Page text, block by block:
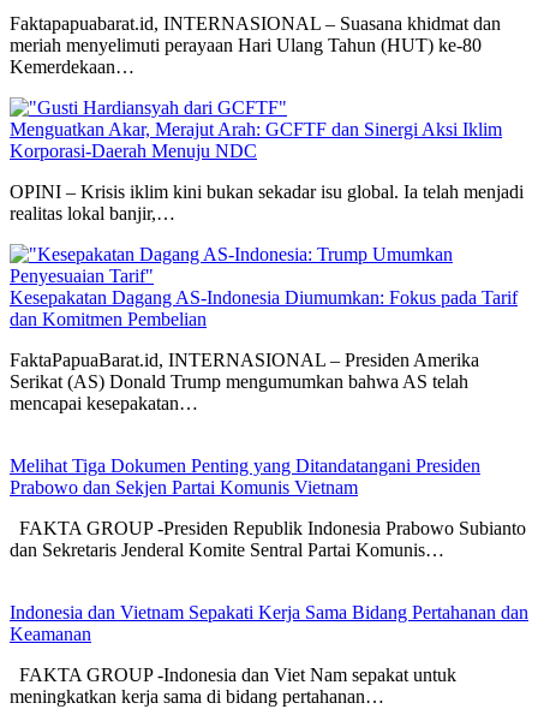
Faktapapuabarat.id, INTERNASIONAL – Suasana khidmat dan
meriah menyelimuti perayaan Hari Ulang Tahun (HUT) ke-80
Kemerdekaan…
Menguatkan Akar, Merajut Arah: GCFTF dan Sinergi Aksi Iklim
Korporasi-Daerah Menuju NDC
OPINI – Krisis iklim kini bukan sekadar isu global. Ia telah menjadi
realitas lokal banjir,…
Kesepakatan Dagang AS-Indonesia Diumumkan: Fokus pada Tarif
dan Komitmen Pembelian
FaktaPapuaBarat.id, INTERNASIONAL – Presiden Amerika
Serikat (AS) Donald Trump mengumumkan bahwa AS telah
mencapai kesepakatan…
Melihat Tiga Dokumen Penting yang Ditandatangani Presiden
Prabowo dan Sekjen Partai Komunis Vietnam
FAKTA GROUP -Presiden Republik Indonesia Prabowo Subianto
dan Sekretaris Jenderal Komite Sentral Partai Komunis…
Indonesia dan Vietnam Sepakati Kerja Sama Bidang Pertahanan dan
Keamanan
FAKTA GROUP -Indonesia dan Viet Nam sepakat untuk
meningkatkan kerja sama di bidang pertahanan…